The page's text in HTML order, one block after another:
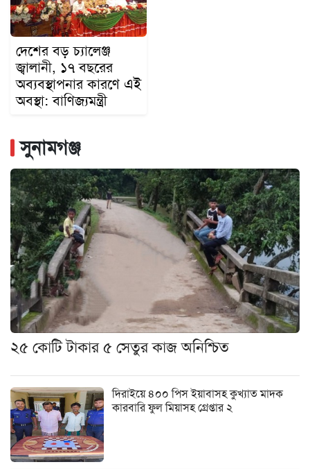
দেশের বড় চ্যালেঞ্জ
জ্বালানী, ১৭ বছরের
অব্যবস্থাপনার কারণে এই
অবস্থা: বাণিজ্যমন্ত্রী
সুনামগঞ্জ
২৫ কোটি টাকার ৫ সেতুর কাজ অনিশ্চিত
দিরাইয়ে ৪০০ পিস ইয়াবাসহ কুখ্যাত মাদক
কারবারি ফুল মিয়াসহ গ্রেপ্তার ২